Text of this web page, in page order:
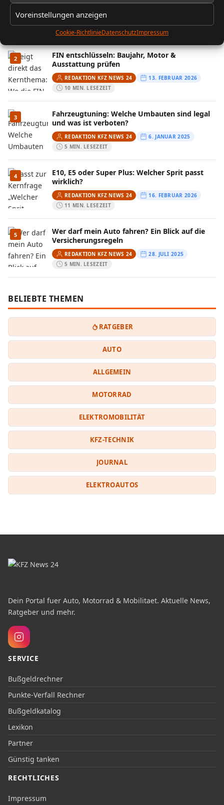
Voreinstellungen anzeigen
Cookie-RichtlinieDatenschutzImpressum
Zusammengehörigkeit unter Motorradfahrern
REDAKTION KFZ NEWS 24
5 MIN. LESEZEIT
2
FIN entschlüsseln: Baujahr, Motor &
Ausstattung prüfen
REDAKTION KFZ NEWS 24
13. FEBRUAR 2026
10 MIN. LESEZEIT
3
Fahrzeugtuning: Welche Umbauten sind legal
und was ist verboten?
REDAKTION KFZ NEWS 24
6. JANUAR 2025
5 MIN. LESEZEIT
4
E10, E5 oder Super Plus: Welcher Sprit passt
wirklich?
REDAKTION KFZ NEWS 24
16. FEBRUAR 2026
11 MIN. LESEZEIT
5
Wer darf mein Auto fahren? Ein Blick auf die
Versicherungsregeln
REDAKTION KFZ NEWS 24
28. JULI 2025
5 MIN. LESEZEIT
BELIEBTE THEMEN
RATGEBER
AUTO
ALLGEMEIN
MOTORRAD
ELEKTROMOBILITÄT
KFZ-TECHNIK
JOURNAL
ELEKTROAUTOS
Dein Portal fuer Auto, Motorrad & Mobilitaet. Aktuelle News,
Ratgeber und mehr.
SERVICE
Bußgeldrechner
Punkte-Verfall Rechner
Bußgeldkatalog
Lexikon
Partner
Günstig tanken
RECHTLICHES
Impressum